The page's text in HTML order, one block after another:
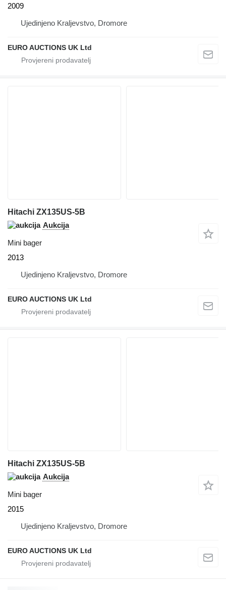
2009
Ujedinjeno Kraljevstvo, Dromore
EURO AUCTIONS UK Ltd
Hitachi ZX135US-5B
Aukcija
Mini bager
2013
Ujedinjeno Kraljevstvo, Dromore
EURO AUCTIONS UK Ltd
Hitachi ZX135US-5B
Aukcija
Mini bager
2015
Ujedinjeno Kraljevstvo, Dromore
EURO AUCTIONS UK Ltd